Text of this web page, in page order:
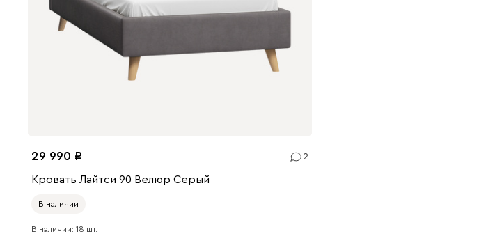
29 990 2
Кровать Лайтси 90 Велюр Серый
В наличии
В наличии: 18 шт.